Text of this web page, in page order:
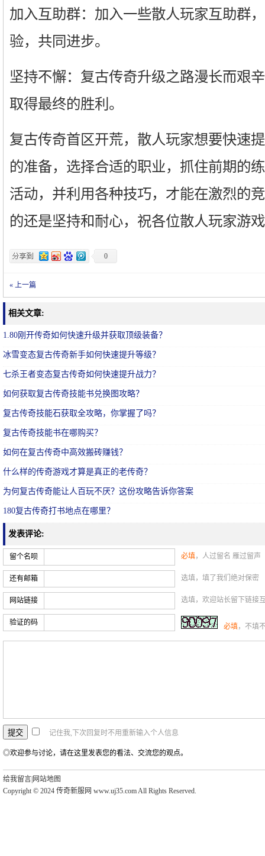
加入互助群：加入一些散人玩家互助群
验，共同进步。
坚持不懈：复古传奇升级之路漫长而艰
取得最终的胜利。
复古传奇首区开荒，散人玩家想要快速
的准备，选择合适的职业，抓住前期的
活动，并利用各种技巧，才能在激烈的
的还是坚持和耐心，祝各位散人玩家游
0
« 上一篇
相关文章:
1.80刚开传奇如何快速升级并获取顶级装备？
冰雪变态复古传奇新手如何快速提升等级？
七杀王者变态复古传奇如何快速提升战力？
如何获取复古传奇技能书兑换图攻略？
复古传奇技能石获取全攻略，你掌握了吗？
复古传奇技能书在哪购买？
如何在复古传奇中高效搬砖赚钱？
什么样的传奇游戏才算是真正的老传奇？
为何复古传奇能让人百玩不厌？这份攻略告诉你答案
180复古传奇打书地点在哪里？
发表评论:
留个名呗 必填，人过留名 雁过留声
还有邮箱 选填，填了我们绝对保密
网站链接 选填，欢迎站长留下链接
验证的码 必填，不填
记住我,下次回复时不用重新输入个人信息
◎欢迎参与讨论，请在这里发表您的看法、交流您的观点。
给我留言 网站地图
Copyright © 2024 传奇新服网 www.uj35.com All Rights Reserved.